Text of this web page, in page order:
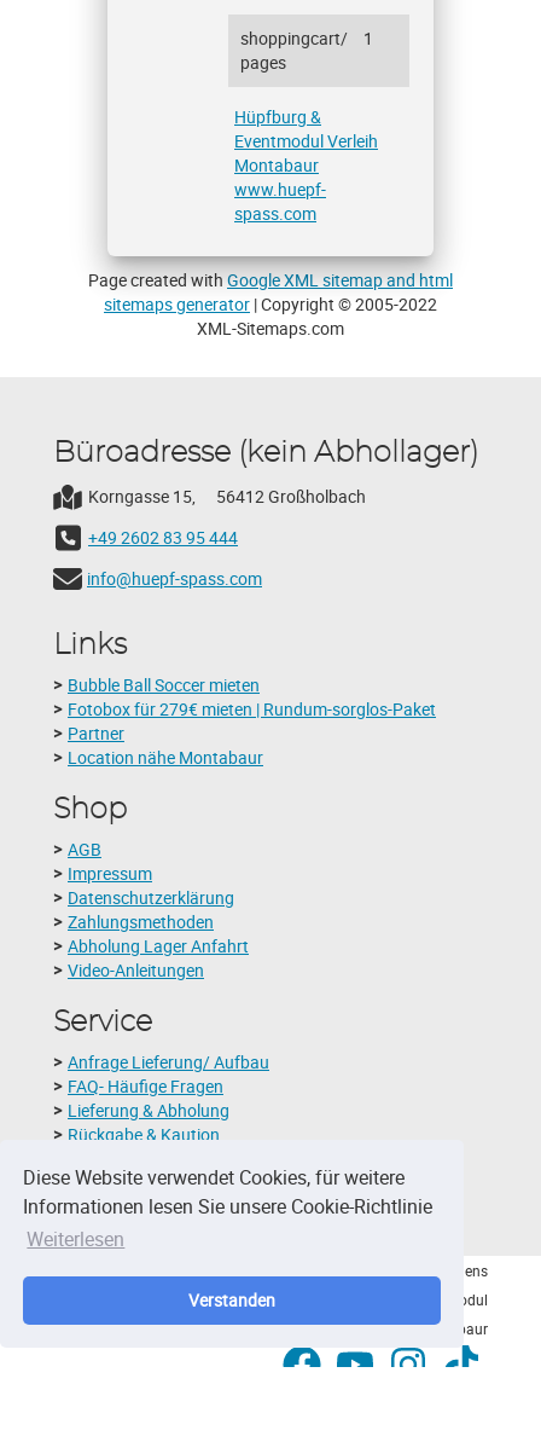
Diese Website verwendet Cookies, für weitere
Informationen lesen Sie unsere Cookie-Richtlinie
Weiterlesen
Verstanden
shoppingcart/
1
pages
Hüpfburg &
Eventmodul Verleih
Montabaur
www.huepf-
spass.com
Page created with Google XML sitemap and html
sitemaps generator | Copyright © 2005-2022
XML-Sitemaps.com
Büroadresse (kein Abhollager)
Korngasse 15,
56412 Großholbach
+49 2602 83 95 444
info@huepf-spass.com
Links
Bubble Ball Soccer mieten
Fotobox für 279€ mieten | Rundum-sorglos-Paket
Partner
Location nähe Montabaur
Shop
AGB
Impressum
Datenschutzerklärung
Zahlungsmethoden
Abholung Lager Anfahrt
Video-Anleitungen
Service
Anfrage Lieferung/ Aufbau
FAQ- Häufige Fragen
Lieferung & Abholung
Rückgabe & Kaution
Schlechtwetterversicherung
Fotobox-Layouts
© 2026 - Viktor Nidens
Hüpfburg & Eventmodul
Verleih Montabaur
facebookyoutube instagramtiktok